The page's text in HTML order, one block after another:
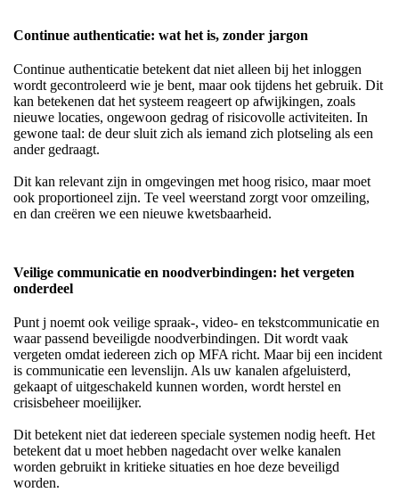
Continue authenticatie: wat het is, zonder jargon
Continue authenticatie betekent dat niet alleen bij het inloggen
wordt gecontroleerd wie je bent, maar ook tijdens het gebruik. Dit
kan betekenen dat het systeem reageert op afwijkingen, zoals
nieuwe locaties, ongewoon gedrag of risicovolle activiteiten. In
gewone taal: de deur sluit zich als iemand zich plotseling als een
ander gedraagt.
Dit kan relevant zijn in omgevingen met hoog risico, maar moet
ook proportioneel zijn. Te veel weerstand zorgt voor omzeiling,
en dan creëren we een nieuwe kwetsbaarheid.
Veilige communicatie en noodverbindingen: het vergeten
onderdeel
Punt j noemt ook veilige spraak-, video- en tekstcommunicatie en
waar passend beveiligde noodverbindingen. Dit wordt vaak
vergeten omdat iedereen zich op MFA richt. Maar bij een incident
is communicatie een levenslijn. Als uw kanalen afgeluisterd,
gekaapt of uitgeschakeld kunnen worden, wordt herstel en
crisisbeheer moeilijker.
Dit betekent niet dat iedereen speciale systemen nodig heeft. Het
betekent dat u moet hebben nagedacht over welke kanalen
worden gebruikt in kritieke situaties en hoe deze beveiligd
worden.